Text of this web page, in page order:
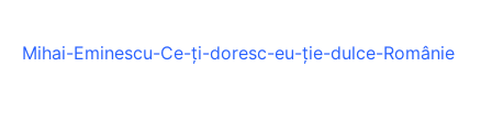
Mihai-Eminescu-Ce-ţi-doresc-eu-ţie-dulce-Românie